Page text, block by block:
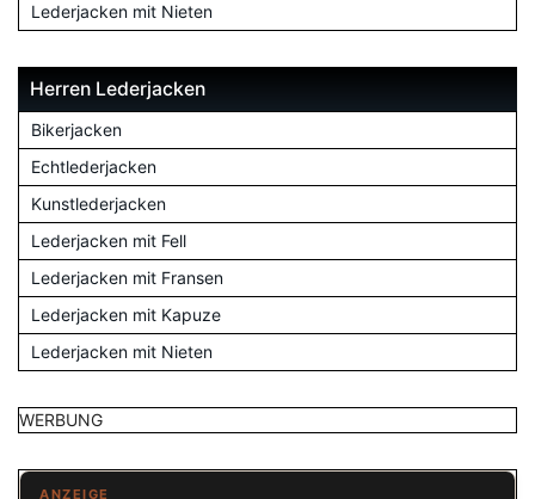
Lederjacken mit Nieten
Herren Lederjacken
Bikerjacken
Echtlederjacken
Kunstlederjacken
Lederjacken mit Fell
Lederjacken mit Fransen
Lederjacken mit Kapuze
Lederjacken mit Nieten
WERBUNG
ANZEIGE